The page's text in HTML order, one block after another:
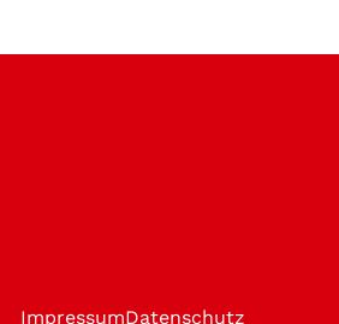
ImpressumDatenschutz